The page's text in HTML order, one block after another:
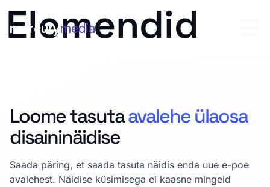
mercurymedia
Elemendid
Loome tasutaavalehe ülaosa
disaininäidise
Saada päring, et saada tasuta näidis enda uue e-poe
avalehest. Näidise küsimisega ei kaasne mingeid